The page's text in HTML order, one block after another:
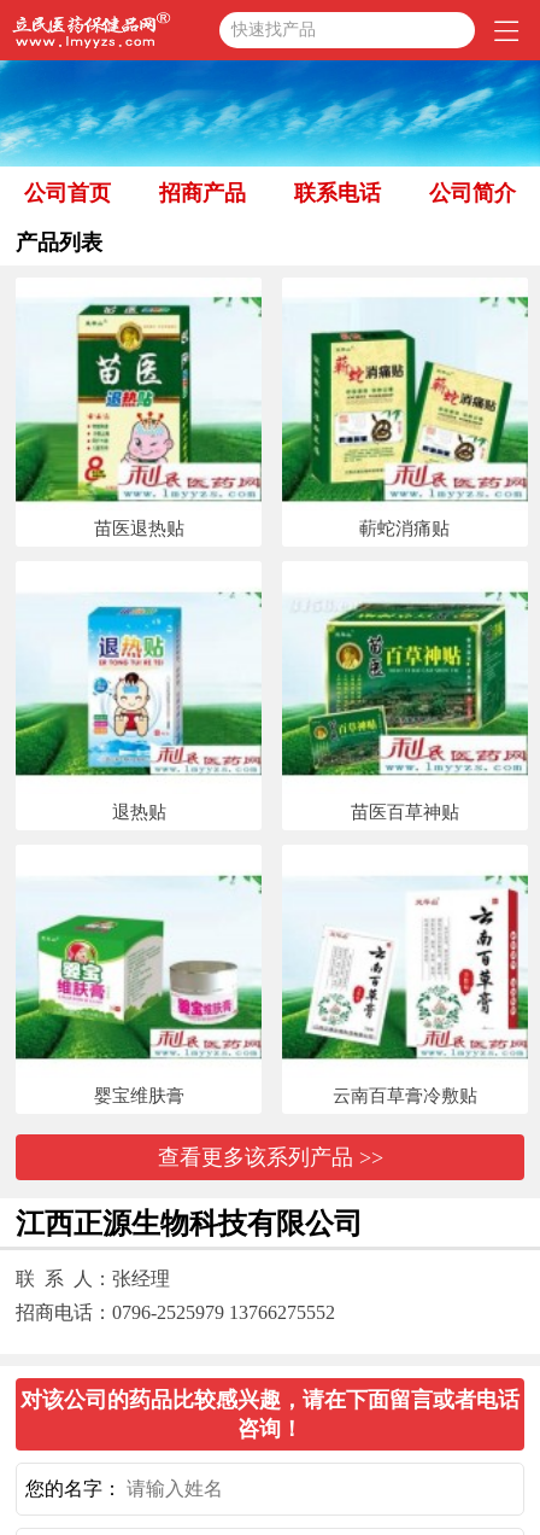
快速找产品
公司首页 招商产品 联系电话 公司简介
产品列表
苗医退热贴 蔪蛇消痛贴
退热贴 苗医百草神贴
婴宝维肤膏 云南百草膏冷敷贴
查看更多该系列产品 >>
江西正源生物科技有限公司
联 系 人：张经理
招商电话：0796-2525979 13766275552
对该公司的药品比较感兴趣，请在下面留言或者电话
咨询！
您的名字：